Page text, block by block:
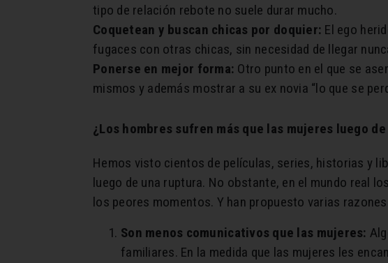
tipo de relación rebote no suele durar mucho.
Coquetean y buscan chicas por doquier: El ego
fugaces con otras chicas, sin necesidad de llegar
Ponerse en mejor forma: Otro punto en el que se
mismos y además mostrar a su ex novia “lo que se
¿Los hombres sufren más que las mujeres luego
Hemos visto cientos de películas, series, historias y
luego de una ruptura. No obstante, en el mundo real
los peores momentos. Y han propuesto varias
Son menos comunicativos que las mujeres:
familiares. En la medida que las mujeres les